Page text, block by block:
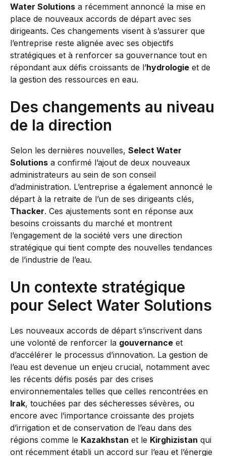
Water Solutions a récemment annoncé la mise en
place de nouveaux accords de départ avec ses
dirigeants. Ces changements visent à s’assurer que
l’entreprise reste alignée avec ses objectifs
stratégiques et à renforcer sa gouvernance tout en
répondant aux défis croissants de l’hydrologie et de
la gestion des ressources en eau.
Des changements au niveau
de la direction
Selon les dernières nouvelles, Select Water
Solutions a confirmé l’ajout de deux nouveaux
administrateurs au sein de son conseil
d’administration. L’entreprise a également annoncé le
départ à la retraite de l’un de ses dirigeants clés,
Thacker. Ces ajustements sont en réponse aux
besoins croissants du marché et montrent
l’engagement de la société vers une direction
stratégique qui tient compte des nouvelles tendances
de l’industrie de l’eau.
Un contexte stratégique
pour Select Water Solutions
Les nouveaux accords de départ s’inscrivent dans
une volonté de renforcer la gouvernance et
d’accélérer le processus d’innovation. La gestion de
l’eau est devenue un enjeu crucial, notamment avec
les récents défis posés par des crises
environnementales telles que celles rencontrées en
Irak, touchées par des sécheresses sévères, ou
encore avec l’importance croissante des projets
d’irrigation et de conservation de l’eau dans des
régions comme le Kazakhstan et le Kirghizistan qui
ont récemment établi un accord sur l’eau et l’énergie